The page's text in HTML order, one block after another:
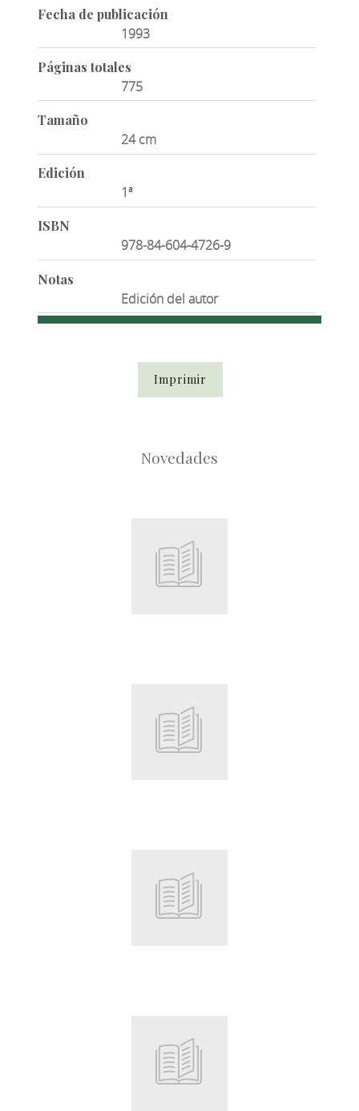
Fecha de publicación
1993
Páginas totales
775
Tamaño
24 cm
Edición
1ª
ISBN
978-84-604-4726-9
Notas
Edición del autor
Imprimir
Novedades
Root
Root
Root
Root